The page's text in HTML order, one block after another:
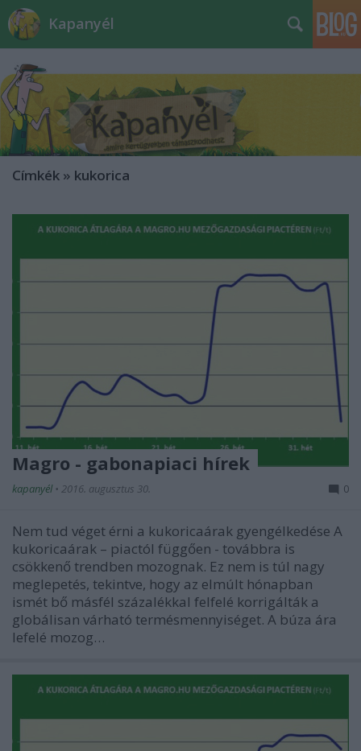
Kapanyél
Címkék » kukorica
Magro - gabonapiaci hírek
kapanyél • 2016. augusztus 30. 0
Nem tud véget érni a kukoricaárak gyengélkedése A
kukoricaárak – piactól függően - továbbra is
csökkenő trendben mozognak. Ez nem is túl nagy
meglepetés, tekintve, hogy az elmúlt hónapban
ismét bő másfél százalékkal felfelé korrigálták a
globálisan várható termésmennyiséget. A búza ára
lefelé mozog…